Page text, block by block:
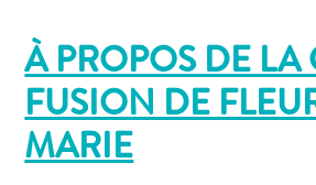
Appartements
Hôtels
et
À PROPOS DE
FUSION DE
MARIE